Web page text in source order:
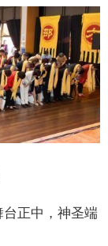
正中，神圣端